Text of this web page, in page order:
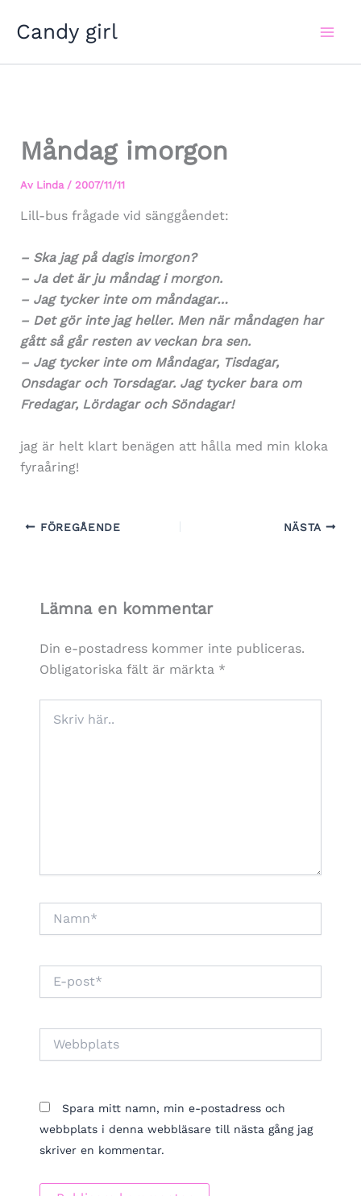
Candy girl
Måndag imorgon
Av Linda / 2007/11/11
Lill-bus frågade vid sänggåendet:
– Ska jag på dagis imorgon?
– Ja det är ju måndag i morgon.
– Jag tycker inte om måndagar…
– Det gör inte jag heller. Men när måndagen har
gått så går resten av veckan bra sen.
– Jag tycker inte om Måndagar, Tisdagar,
Onsdagar och Torsdagar. Jag tycker bara om
Fredagar, Lördagar och Söndagar!
jag är helt klart benägen att hålla med min kloka
fyraåring!
FÖREGÅENDE NÄSTA
Lämna en kommentar
Din e-postadress kommer inte publiceras.
Obligatoriska fält är märkta *
här..
post*
Spara mitt namn, min e-postadress och
webbplats i denna webbläsare till nästa gång jag
skriver en kommentar.